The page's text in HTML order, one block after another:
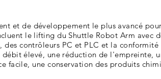
et de développement le plus avancé
le lifting du Shuttle Robot Arm avec
contrôleurs PC et PLC et la conformité
élevé, une réduction de l'empreinte,
facile, une conservation des produits